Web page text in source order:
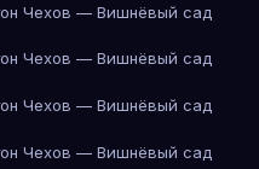
Чехов — Вишнёвый сад
Чехов — Вишнёвый сад
Чехов — Вишнёвый сад
Чехов — Вишнёвый сад